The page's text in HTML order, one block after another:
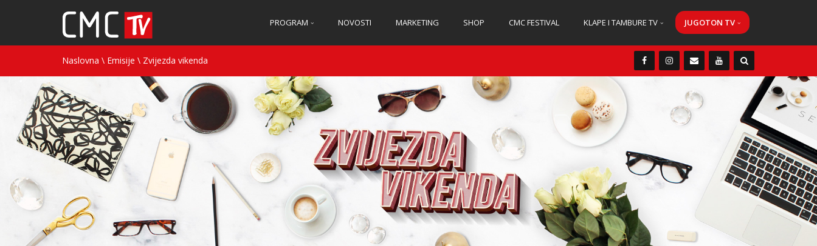
PROGRAM NOVOSTI MARKETING SHOP CMC FESTIVAL KLAPE I TAMBURE TV JUGOTON TV
Naslovna \ Emisije \ Zvijezda vikenda